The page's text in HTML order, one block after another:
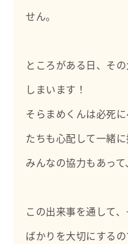
せん。
ところがある日、そ
しまいます！
そらまめくんは必死
たちも心配して一緒に
みんなの協力もあって
この出来事を通して
ばかりを大切にする